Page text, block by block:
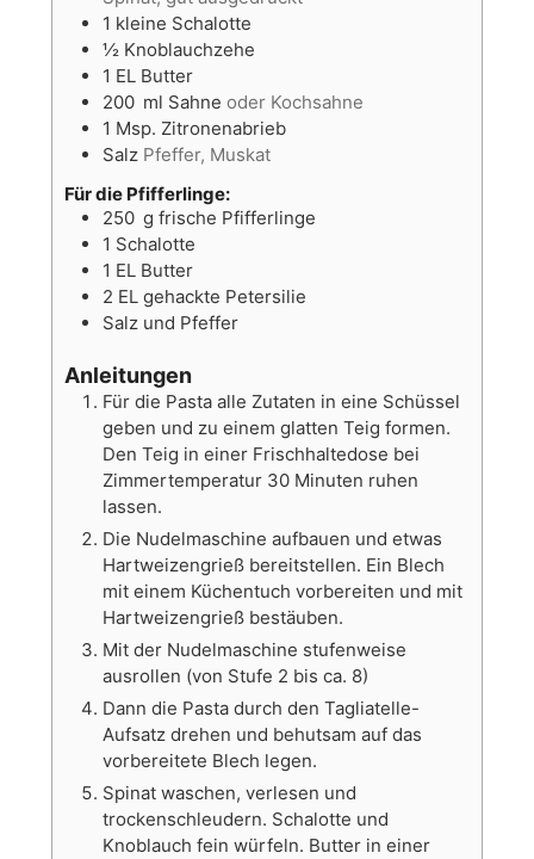
1 kleine Schalotte
½ Knoblauchzehe
1 EL Butter
200 ml Sahne oder Kochsahne
1 Msp. Zitronenabrieb
Salz Pfeffer, Muskat
Für die Pfifferlinge:
250 g frische Pfifferlinge
1 Schalotte
1 EL Butter
2 EL gehackte Petersilie
Salz und Pfeffer
Anleitungen
Für die Pasta alle Zutaten in eine Schüssel
geben und zu einem glatten Teig formen.
Den Teig in einer Frischhaltedose bei
Zimmertemperatur 30 Minuten ruhen
lassen.
Die Nudelmaschine aufbauen und etwas
Hartweizengrieß bereitstellen. Ein Blech
mit einem Küchentuch vorbereiten und mit
Hartweizengrieß bestäuben.
Mit der Nudelmaschine stufenweise
ausrollen (von Stufe 2 bis ca. 8)
Dann die Pasta durch den Tagliatelle-
Aufsatz drehen und behutsam auf das
vorbereitete Blech legen.
Spinat waschen, verlesen und
trockenschleudern. Schalotte und
Knoblauch fein würfeln. Butter in einer